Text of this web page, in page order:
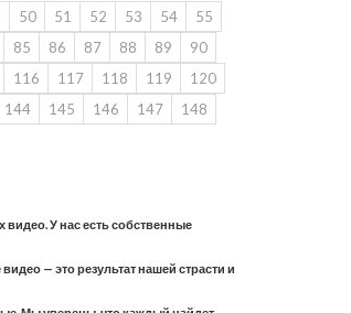
50 51 52 53 54
55
85 86 87 88 89
90
116 117 118 119
120
144 145 146 147
148
видео. У нас есть собственные
— это результат нашей страсти и